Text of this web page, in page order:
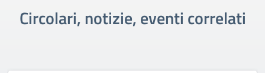
Circolari, notizie, eventi correlati